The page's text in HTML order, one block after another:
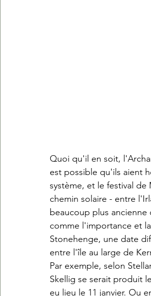
Quoi qu'il en soit,
est possible qu'ils aient
système, et le festival
chemin solaire - entre
beaucoup plus
comme l'importance et
Stonehenge, une date
entre l'île au large de
Par exemple, selon
Skellig se serait produit
eu lieu le 11 janvier. Ou